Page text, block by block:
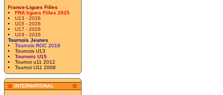
France-Ligues Filles
FRA ligues Filles 2025
U13 - 2026
U15 - 2026
U17 - 2026
U19 - 2026
Tournois Jeunes
Tournois ROC 2018
Tournois U13
Tournois U15
Tournoi u11 2012
Tournoi U11 2008
INTERNATIONAL